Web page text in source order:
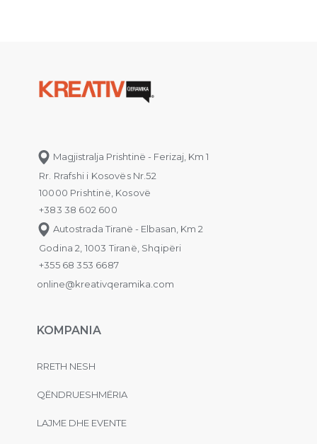
Magjistralja Prishtinë - Ferizaj, Km 1
Rr. Rrafshi i Kosovës Nr.52
10000 Prishtinë, Kosovë
+383 38 602 600
Autostrada Tiranë - Elbasan, Km 2
Godina 2, 1003 Tiranë, Shqipëri
+355 68 353 6687
online@kreativqeramika.com
KOMPANIA
RRETH NESH
QËNDRUESHMËRIA
LAJME DHE EVENTE